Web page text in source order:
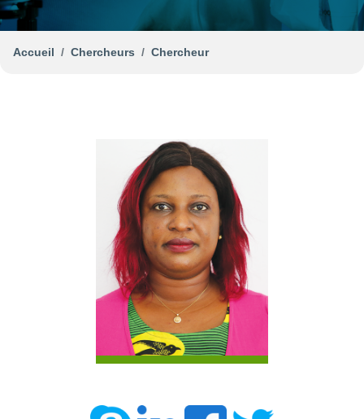
Accueil Chercheurs Chercheur